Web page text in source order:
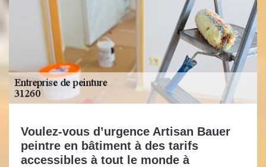
Voulez-vous d’urgence Artisan Bauer
peintre en bâtiment à des tarifs
accessibles à tout le monde à